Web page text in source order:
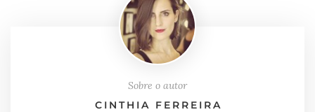
Sobre o autor
CINTHIA FERREIRA